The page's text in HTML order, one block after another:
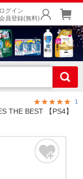
ログイン
員登録(無料)
1
THE BEST 【PS4】